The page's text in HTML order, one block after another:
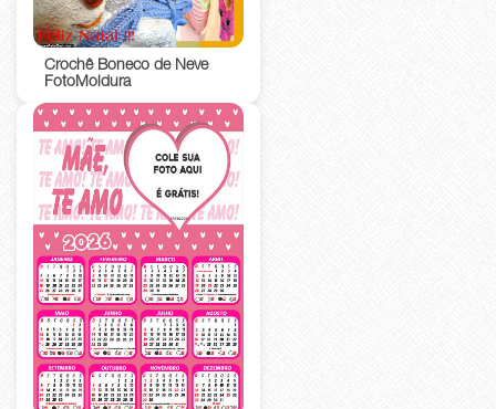
Crochê Boneco de Neve
FotoMoldura